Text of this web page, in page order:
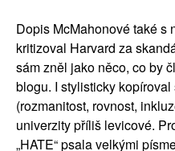
Dopis McMahonové také s
kritizoval Harvard za
sám zněl jako něco, co by
blogu. I stylisticky
(rozmanitost, rovnost,
univerzity příliš levicové.
„HATE“ psala velkými